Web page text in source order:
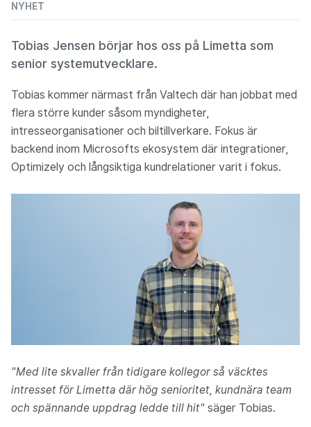
NYHET
Tobias Jensen börjar hos oss på Limetta som
senior systemutvecklare.
Tobias kommer närmast från Valtech där han jobbat med
flera större kunder såsom myndigheter,
intresseorganisationer och biltillverkare. Fokus är
backend inom Microsofts ekosystem där integrationer,
Optimizely och långsiktiga kundrelationer varit i fokus.
"Med lite skvaller från tidigare kollegor så väcktes
intresset för Limetta där hög senioritet, kundnära team
och spännande uppdrag ledde till hit" säger Tobias.